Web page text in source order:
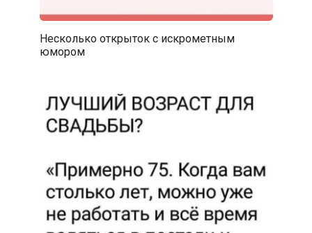
Несколько открыток с искрометным
юмором